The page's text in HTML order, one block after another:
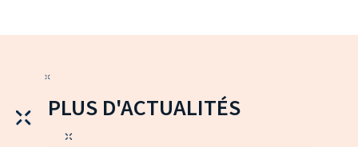
PLUS D'ACTUALITÉS